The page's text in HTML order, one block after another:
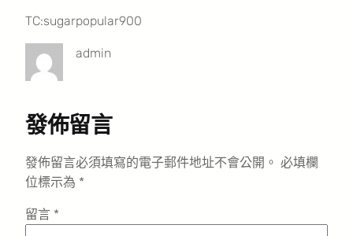
TC:sugarpopular900
admin
發佈留言
發佈留言必須填寫的電子郵件地址不會公開。 必填欄
位標示為 *
留言 *